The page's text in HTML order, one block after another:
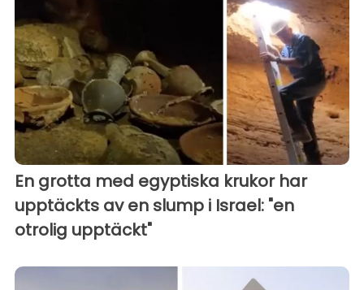
En grotta med egyptiska krukor har
upptäckts av en slump i Israel: "en
otrolig upptäckt"